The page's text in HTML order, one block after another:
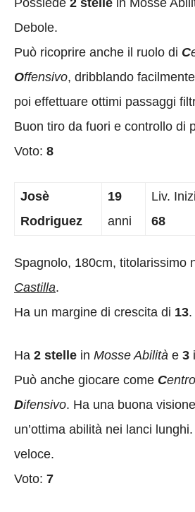
Debole.
Può ricoprire anche il ruolo di C
Offensivo, dribblando
poi effettuare ottimi passaggi
Buon tiro da fuori e controllo di
Voto: 8
Josè
Rodriguez
19
anni
Liv.
68
Spagnolo, 180cm, titolarissimo
Castilla.
Ha un margine di crescita di 13.
Ha 2 stelle in Mosse Abilità e 3
Può anche giocare come C
Difensivo. Ha una buona
un’ottima abilità nei lanci
veloce.
Voto: 7